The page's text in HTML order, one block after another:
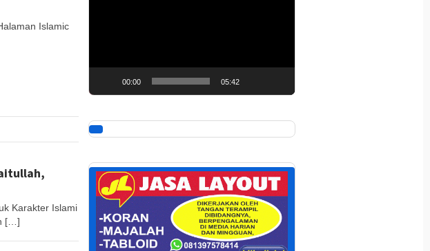
Islamic
Karakter Islami
[…]
00:00 05:42